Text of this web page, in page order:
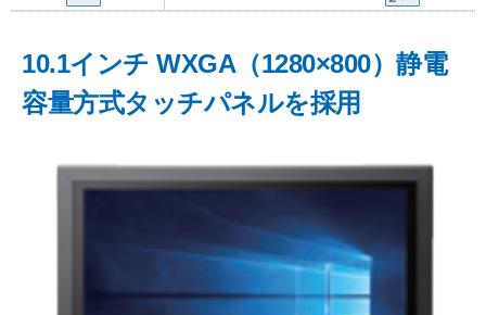
10.1インチ WXGA（1280×800）静電
容量方式タッチパネルを採用